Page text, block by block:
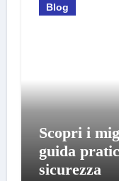
Blog
Scopri i
guida
sicurezza